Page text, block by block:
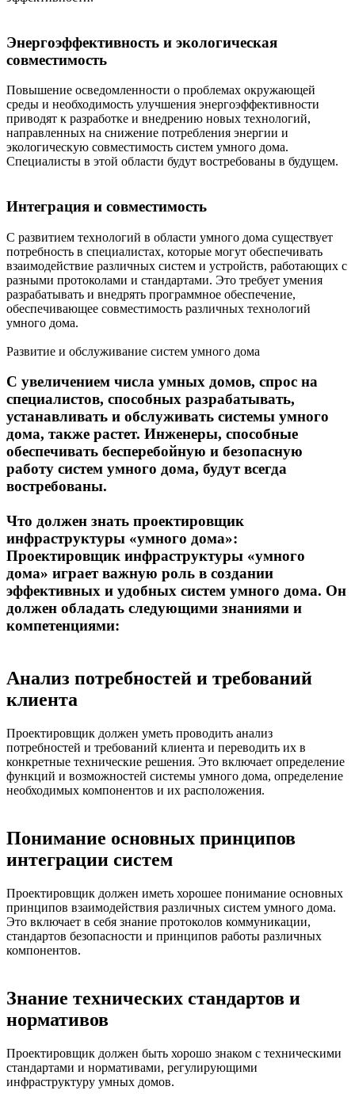
Энергоэффективность и экологическая
совместимость
Повышение осведомленности о проблемах окружающей
среды и необходимость улучшения энергоэффективности
приводят к разработке и внедрению новых технологий,
направленных на снижение потребления энергии и
экологическую совместимость систем умного дома.
Специалисты в этой области будут востребованы в будущем.
Интеграция и совместимость
С развитием технологий в области умного дома существует
потребность в специалистах, которые могут обеспечивать
взаимодействие различных систем и устройств, работающих с
разными протоколами и стандартами. Это требует умения
разрабатывать и внедрять программное обеспечение,
обеспечивающее совместимость различных технологий
умного дома.
Развитие и обслуживание систем умного дома
С увеличением числа умных домов, спрос на
специалистов, способных разрабатывать,
устанавливать и обслуживать системы умного
дома, также растет. Инженеры, способные
обеспечивать бесперебойную и безопасную
работу систем умного дома, будут всегда
востребованы.
Что должен знать проектировщик
инфраструктуры «умного дома»:
Проектировщик инфраструктуры «умного
дома» играет важную роль в создании
эффективных и удобных систем умного дома. Он
должен обладать следующими знаниями и
компетенциями:
Анализ потребностей и требований
клиента
Проектировщик должен уметь проводить анализ
потребностей и требований клиента и переводить их в
конкретные технические решения. Это включает определение
функций и возможностей системы умного дома, определение
необходимых компонентов и их расположения.
Понимание основных принципов
интеграции систем
Проектировщик должен иметь хорошее понимание основных
принципов взаимодействия различных систем умного дома.
Это включает в себя знание протоколов коммуникации,
стандартов безопасности и принципов работы различных
компонентов.
Знание технических стандартов и
нормативов
Проектировщик должен быть хорошо знаком с техническими
стандартами и нормативами, регулирующими
инфраструктуру умных домов.